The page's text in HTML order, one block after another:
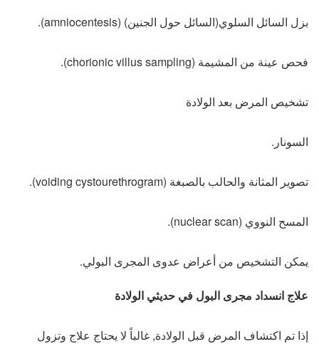
بزل السائل السلوي(السائل حول الجنين) (amniocentesis).
فحص عينة من المشيمة (chorionic villus sampling).
تشخيص المرض بعد الولادة
السونار.
تصوير المثانة والحالب بالصبغة (voiding cystourethrogram).
المسح النووي (nuclear scan).
يمكن التشخيص من أعراض عدوى المجرى البولي.
علاج انسداد مجرى البول في حديثي الولادة
إذا تم اكتشاف المرض قبل الولادة, غالباً لا يحتاج علاج وتزول